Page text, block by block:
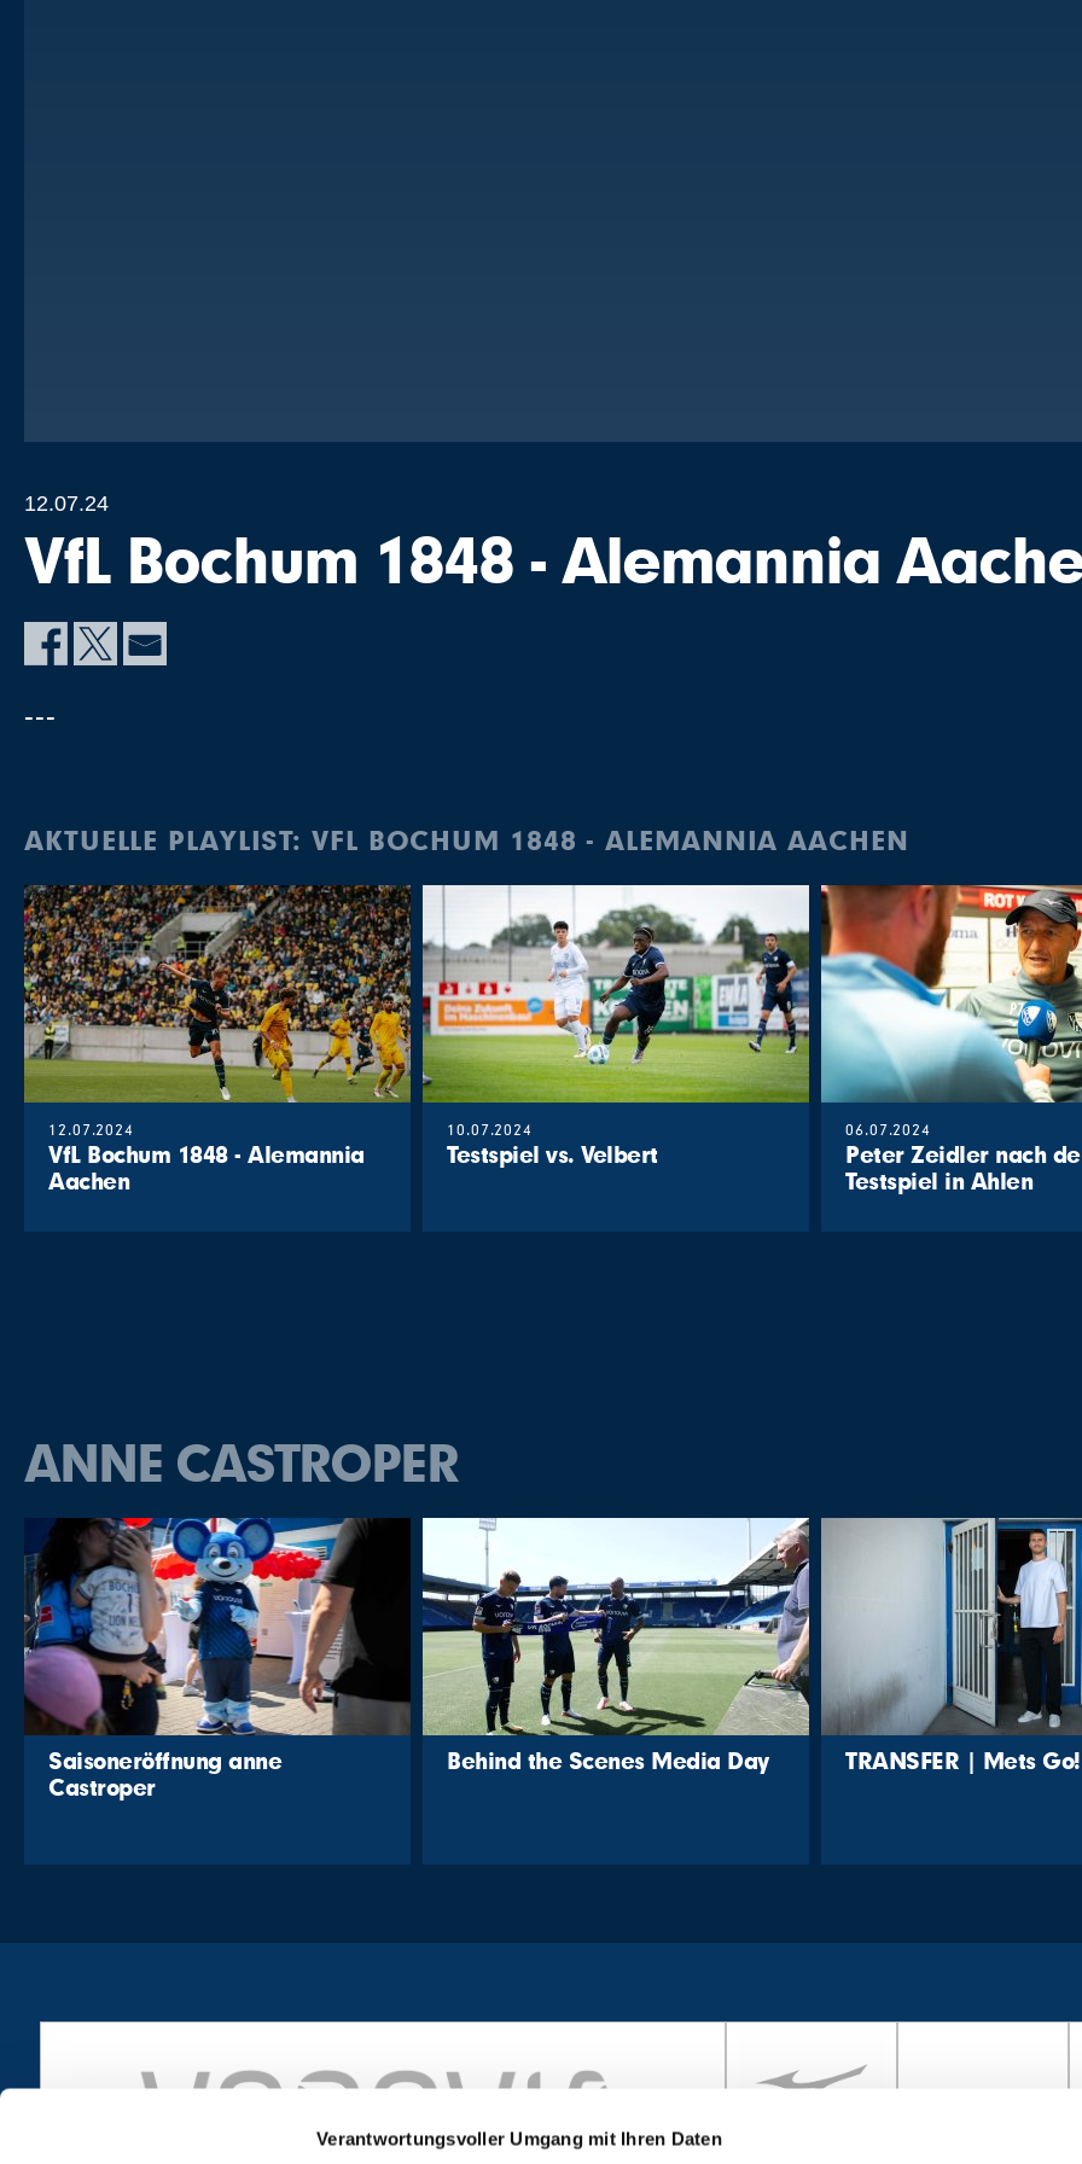
Verantwortungsvoller Umgang mit Ihren Daten
12.07.24
VfL Bochum 1848 - Alemannia
---
AKTUELLE PLAYLIST: VFL BOCHUM 1848 - ALEMANNIA AACHEN
12.07.2024
VfL Bochum 1848 - Alemannia
Aachen
10.07.2024
Testspiel vs. Velbert
06.07.2024
Peter Zeidler nach
Testspiel in Ahlen
ANNE CASTROPER
Saisoneröffnung anne
Castroper
Behind the Scenes Media Day TRANSFER | Mets Go!